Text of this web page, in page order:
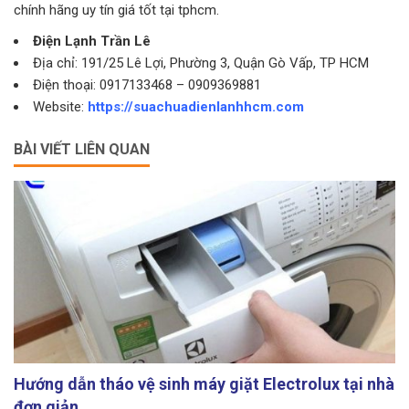
chính hãng uy tín giá tốt tại tphcm.
Điện Lạnh Trần Lê
Địa chỉ: 191/25 Lê Lợi, Phường 3, Quận Gò Vấp, TP HCM
Điện thoại: 0917133468 – 0909369881
Website: https://suachuadienlanhhcm.com
BÀI VIẾT LIÊN QUAN
Hướng dẫn tháo vệ sinh máy giặt Electrolux tại nhà